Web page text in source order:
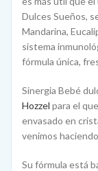
Dulces Sueños,
Mandarina,
sistema
fórmula única,
Sinergia Bebé
Hozzel para el
envasado en
venimos
Su fórmula está